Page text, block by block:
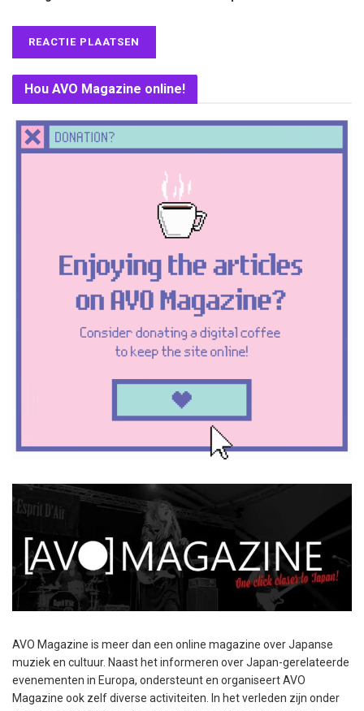
Hou AVO Magazine online!
AVO Magazine is meer dan een online magazine over Japanse
muziek en cultuur. Naast het informeren over Japan-gerelateerde
evenementen in Europa, ondersteunt en organiseert AVO
Magazine ook zelf diverse activiteiten. In het verleden zijn onder